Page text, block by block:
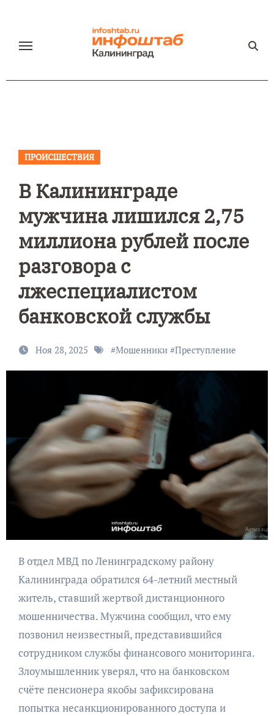
содержанию
ПРОИСШЕСТВИЯ
В Калининграде
мужчина лишился 2,75
миллиона рублей после
разговора с
лжеспециалистом
банковской службы
Ноя 28, 2025 #Мошенники#Преступление
В отдел МВД по Ленинградскому району
Калининграда обратился 64-летний местный
житель, ставший жертвой дистанционного
мошенничества. Мужчина сообщил, что ему
позвонил неизвестный, представившийся
сотрудником службы финансового мониторинга.
Злоумышленник уверял, что на банковском
счёте пенсионера якобы зафиксирована
попытка несанкционированного доступа и